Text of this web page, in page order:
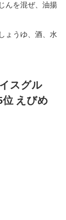
んを混ぜ、油揚
ょうゆ、酒、水
スグル
えびめ